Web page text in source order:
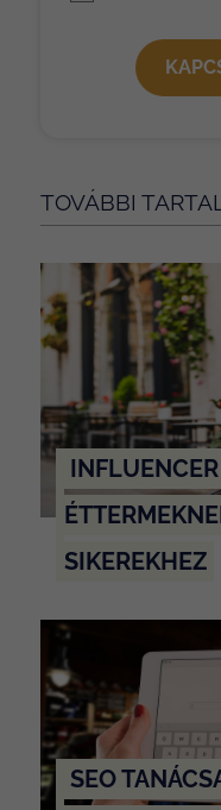
TOVÁBBI
SIKEREKHEZ
SEO